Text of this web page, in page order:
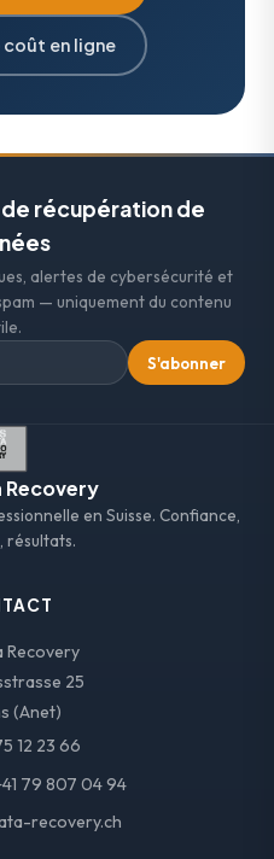
coût en ligne
récupération de
alertes de cybersécurité et
— uniquement du contenu
S'abonner
Recovery
en Suisse. Confiance,
résultats.
Recovery
25
(Anet)
12 23 66
79 807 04 94
recovery.ch